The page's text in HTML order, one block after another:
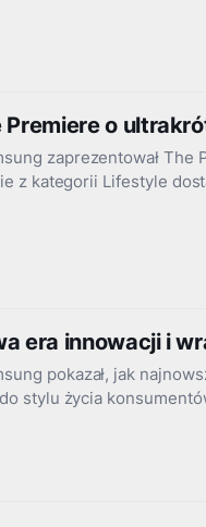
o
zaprezentował The
z kategorii Lifestyle
era innowacji i
pokazał, jak
stylu życia